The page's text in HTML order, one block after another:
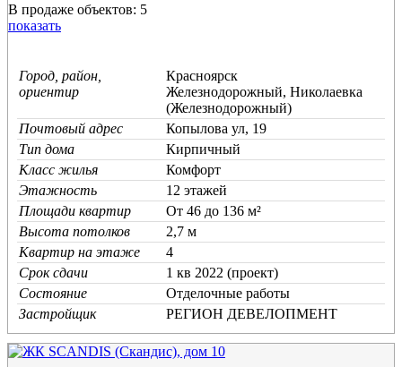
В продаже объектов: 5
показать
Город, район,
ориентир
Красноярск
Железнодорожный, Николаевка
(Железнодорожный)
Почтовый адрес
Копылова ул, 19
Тип дома
Кирпичный
Класс жилья
Комфорт
Этажность
12 этажей
Площади квартир
От 46 до 136 м²
Высота потолков
2,7 м
Квартир на этаже
4
Срок сдачи
1 кв 2022 (проект)
Состояние
Отделочные работы
Застройщик
РЕГИОН ДЕВЕЛОПМЕНТ